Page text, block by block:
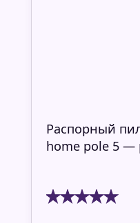
Распорный
home pole 5 —